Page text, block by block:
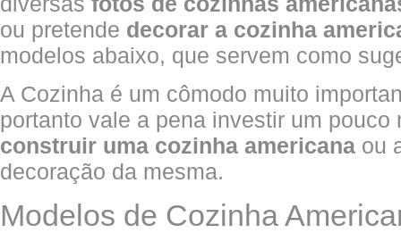
ou pretende decorar a cozinha
modelos abaixo, que servem como
A Cozinha é um cômodo muito
portanto vale a pena investir um pouco
construir uma cozinha americana ou
decoração da mesma.
Modelos de Cozinha